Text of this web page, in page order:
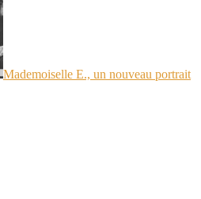
Mademoiselle E., un nouveau portrait